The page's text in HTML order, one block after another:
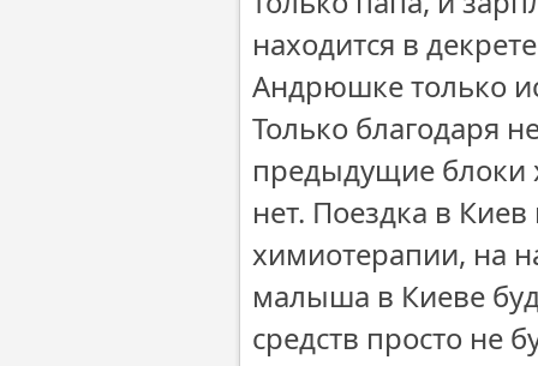
находится в
Андрюшке только
Только благодаря
предыдущие блоки
нет. Поездка в Киев
химиотерапии, на
малыша в Киеве
средств просто не